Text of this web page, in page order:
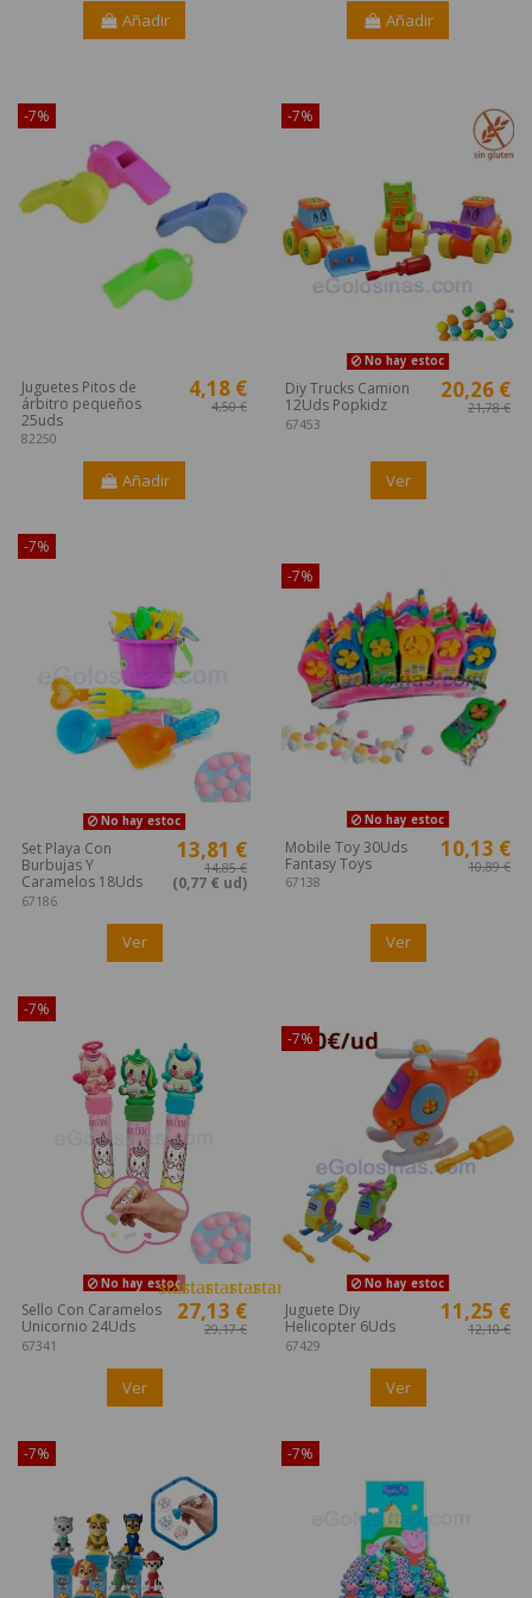
Añadir Añadir
-7%
Juguetes Pitos de
árbitro pequeños
25uds
82250
4,18 €
4,50 €
Añadir
-7%
No hay estoc
Diy Trucks Camion
12Uds Popkidz
67453
20,26 €
21,78 €
Ver
-7%
No hay estoc
Set Playa Con
Burbujas Y
Caramelos 18Uds
67186
13,81 €
14,85 €
(0,77 € ud)
Ver
-7%
No hay estoc
Mobile Toy 30Uds
Fantasy Toys
67138
10,13 €
10,89 €
Ver
-7%
No hay estoc
Sello Con Caramelos
Unicornio 24Uds
67341
27,13 €
29,17 €
starstarstarstarstar
Ver
-7%
No hay estoc
Juguete Diy
Helicopter 6Uds
67429
11,25 €
12,10 €
Ver
-7% -7%